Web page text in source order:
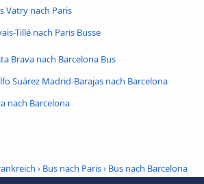
Vatry nach Paris
Tillé nach Paris Busse
Brava nach Barcelona Bus
Suárez Madrid-Barajas nach Barcelona
nach Barcelona
› Bus nach Paris› Bus nach Barcelona